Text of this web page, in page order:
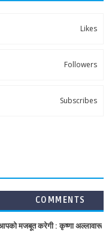
Likes
Followers
Subscribes
COMMENTS
मजबूत करेगी : कृष्णा अल्लावारू